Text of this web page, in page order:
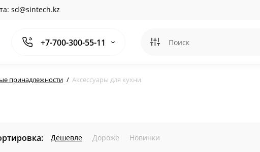
sd@sintech.kz
+7-700-300-55-11
принадлежности Аксессуары для кухни
Дешевле Дороже Новинки